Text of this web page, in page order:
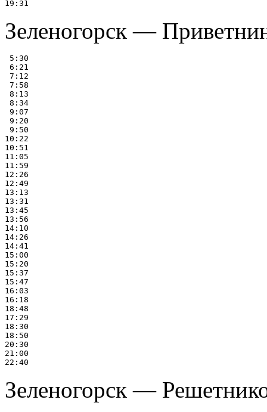
Зеленогорск —
5:30
6:21
7:12
7:58
8:13
8:34
9:07
9:20
9:50
10:22
10:51
11:05
11:59
12:26
12:49
13:13
13:31
13:45
13:56
14:10
14:26
14:41
15:00
15:20
15:37
15:47
16:03
16:18
18:48
17:29
18:30
18:50
20:30
21:00
Зеленогорск —